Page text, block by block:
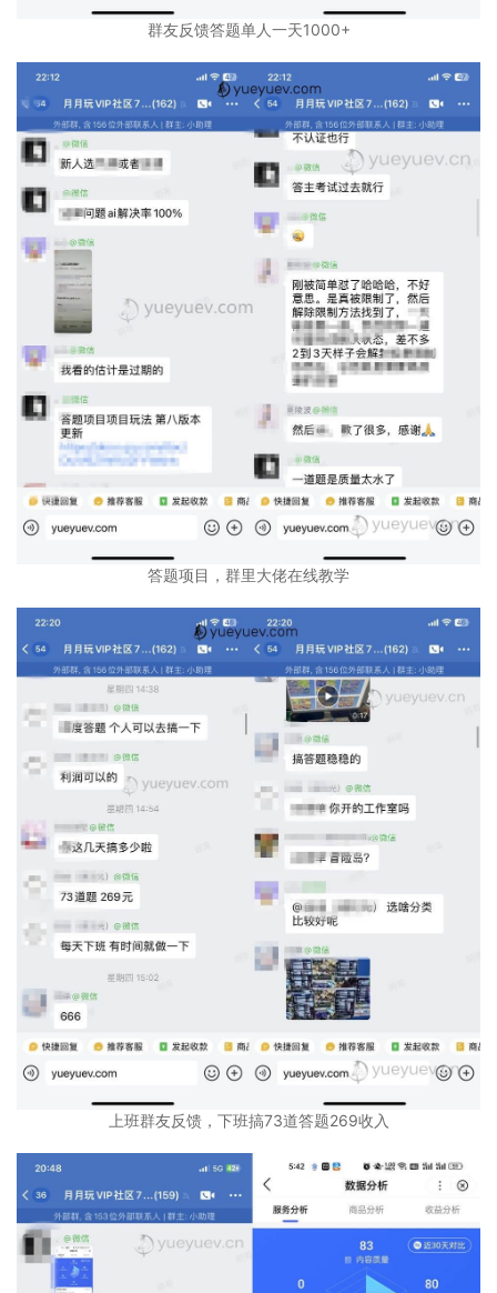
群友反馈答题单人一天1000+
答题项目，群里大佬在线教学
上班群友反馈，下班搞73道答题269收入